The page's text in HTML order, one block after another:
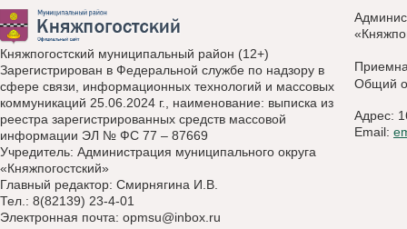
Княжпогостский муниципальный район (12+)
Зарегистрирован в Федеральной службе по надзору в
сфере связи, информационных технологий и массовых
коммуникаций 25.06.2024 г., наименование: выписка из
реестра зарегистрированных средств массовой
информации ЭЛ № ФС 77 – 87669
Учредитель: Администрация муниципального округа
«Княжпогостский»
Главный редактор: Смирнягина И.В.
Тел.: 8(82139) 23-4-01
Электронная почта: opmsu@inbox.ru
Общий
Адрес:
Email: